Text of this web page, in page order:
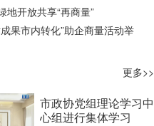
地开放共享“再商量”
果市内转化”助企商量活动举
更多>>
市政协党组理论学习中
心组进行集体学习